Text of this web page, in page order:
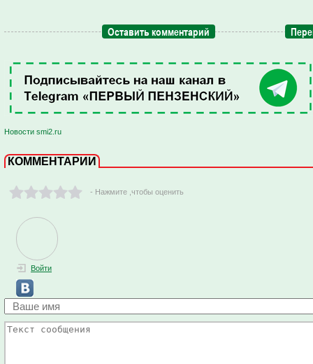
Оставить комментарий
Новости smi2.ru
КОММЕНТАРИИ
- Нажмите ,чтобы оценить
Войти